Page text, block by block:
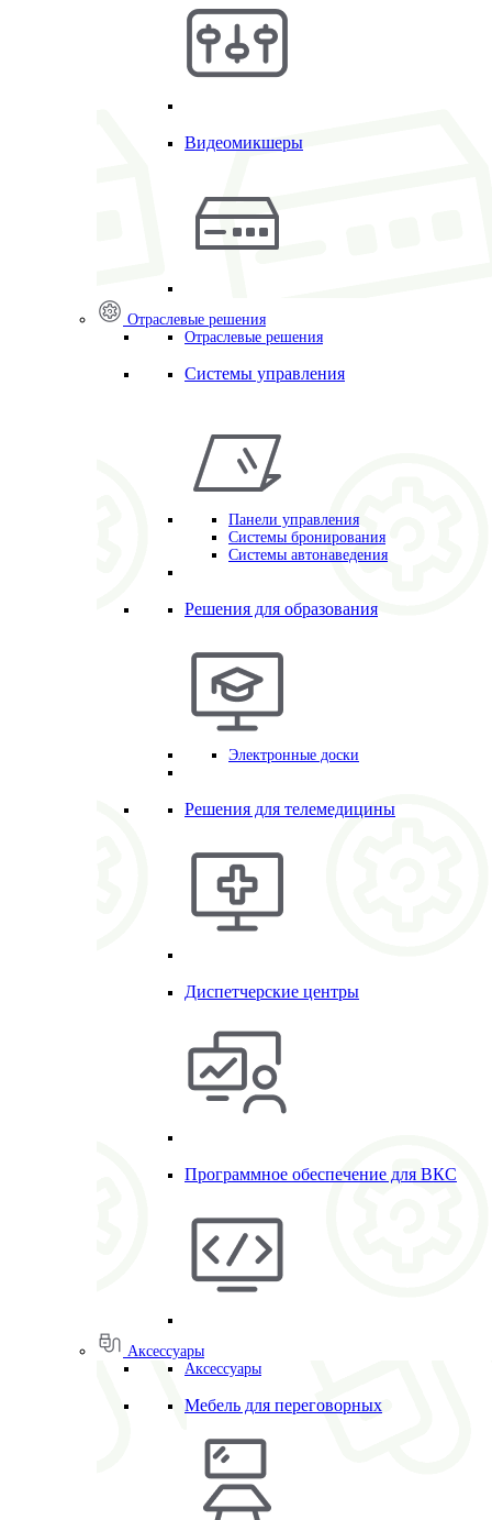
Видеомикшеры
Отраслевые решения
Отраслевые решения
Системы управления
Панели управления
Системы бронирования
Системы автонаведения
Решения для образования
Электронные доски
Решения для телемедицины
Диспетчерские центры
Программное обеспечение для ВКС
Аксессуары
Аксессуары
Мебель для переговорных